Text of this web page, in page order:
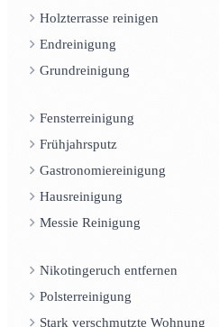
Holzterrasse reinigen
Endreinigung
Grundreinigung
Fensterreinigung
Frühjahrsputz
Gastronomiereinigung
Hausreinigung
Messie Reinigung
Nikotingeruch entfernen
Polsterreinigung
Stark verschmutzte Wohnung